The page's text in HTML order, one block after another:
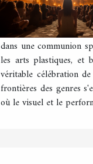
dans une communion
les arts plastiques, et
véritable célébration
frontières des genres
où le visuel et le